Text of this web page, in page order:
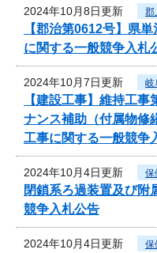
2024年10月8日更新 郡
【郡治第0612号】県
に関する一般競争入札
2024年10月7日更新 岐
【建設工事】維持工
ナンス補助（付属物修
工事に関する一般競争
2024年10月4日更新 保
閉鎖系ろ過装置及び附
競争入札公告
2024年10月4日更新 保